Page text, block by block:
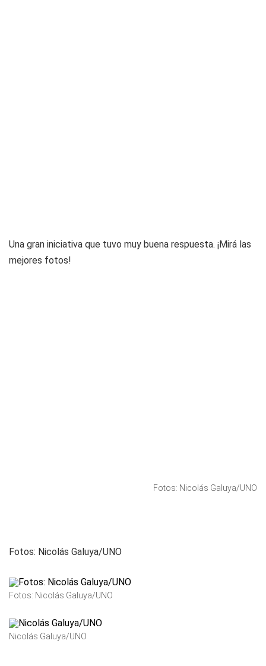
Una gran iniciativa que tuvo muy buena respuesta. ¡Mirá las
mejores fotos!
Fotos: Nicolás Galuya/UNO
Fotos: Nicolás Galuya/UNO
Fotos: Nicolás Galuya/UNO
Nicolás Galuya/UNO